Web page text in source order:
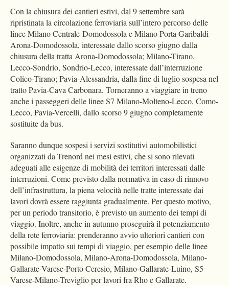
Con la chiusura dei cantieri estivi, dal 9 settembre sarà
ripristinata la circolazione ferroviaria sull’intero percorso delle
linee Milano Centrale-Domodossola e Milano Porta Garibaldi-
Arona-Domodossola, interessate dallo scorso giugno dalla
chiusura della tratta Arona-Domodossola; Milano-Tirano,
Lecco-Sondrio, Sondrio-Lecco, interessate dall’interruzione
Colico-Tirano; Pavia-Alessandria, dalla fine di luglio sospesa nel
tratto Pavia-Cava Carbonara. Torneranno a viaggiare in treno
anche i passeggeri delle linee S7 Milano-Molteno-Lecco, Como-
Lecco, Pavia-Vercelli, dallo scorso 9 giugno completamente
sostituite da bus.
Saranno dunque sospesi i servizi sostitutivi automobilistici
organizzati da Trenord nei mesi estivi, che si sono rilevati
adeguati alle esigenze di mobilità dei territori interessati dalle
interruzioni. Come previsto dalla normativa in caso di rinnovo
dell’infrastruttura, la piena velocità nelle tratte interessate dai
lavori dovrà essere raggiunta gradualmente. Per questo motivo,
per un periodo transitorio, è previsto un aumento dei tempi di
viaggio. Inoltre, anche in autunno proseguirà il potenziamento
della rete ferroviaria: prenderanno avvio ulteriori cantieri con
possibile impatto sui tempi di viaggio, per esempio delle linee
Milano-Domodossola, Milano-Arona-Domodossola, Milano-
Gallarate-Varese-Porto Ceresio, Milano-Gallarate-Luino, S5
Varese-Milano-Treviglio per lavori fra Rho e Gallarate.